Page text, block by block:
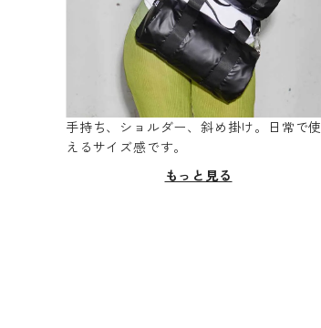
手持ち、ショルダー、斜め掛け。日常で使
えるサイズ感です。
もっと見る